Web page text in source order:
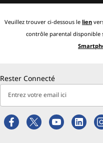
Veuillez trouver ci-dessous le lien
contrôle parental disponible
Rester Connecté
Entrez votre email ici